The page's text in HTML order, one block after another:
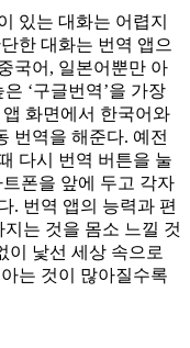
있는 대화는 어렵지
한 대화는 번역 앱으
국어, 일본어뿐만 아
‘구글번역’을 가장
앱 화면에서 한국어와
번역을 해준다. 예전
다시 번역 버튼을 눌
폰을 앞에 두고 각자
. 번역 앱의 능력과 편
는 것을 몸소 느낄 것
이 낯선 세상 속으로
는 것이 많아질수록